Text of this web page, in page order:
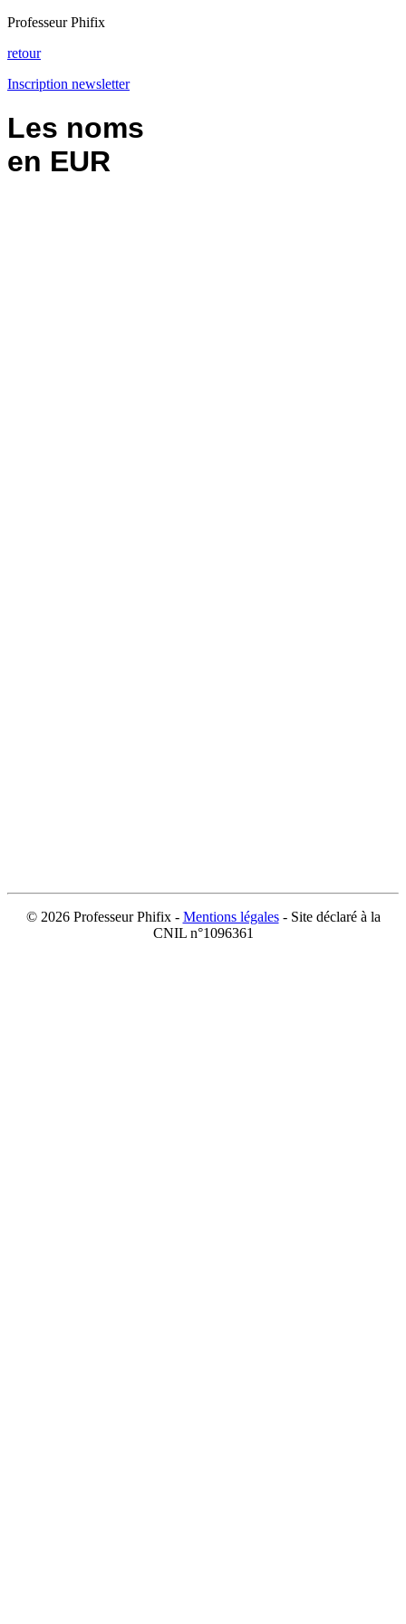
Professeur Phifix
retour
Inscription newsletter
Les noms
en EUR
© 2026 Professeur Phifix - Mentions légales- Site déclaré à la
CNIL n°1096361